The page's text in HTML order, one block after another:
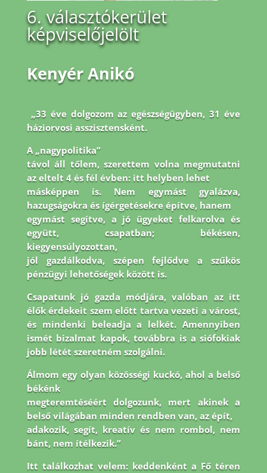
6. választókerület
képviselőjelölt
Kenyér Anikó
„33 éve dolgozom az egészségügyben, 31 éve
háziorvosi asszisztensként.
A „nagypolitika”
távol áll tőlem, szerettem volna megmutatni
az eltelt 4 és fél évben: itt helyben lehet
másképpen is. Nem egymást gyalázva,
hazugságokra és ígérgetésekre építve, hanem
egymást segítve, a jó ügyeket felkarolva és
együtt, csapatban; békésen,
kiegyensúlyozottan,
jól gazdálkodva, szépen fejlődve a szűkös
pénzügyi lehetőségek között is.
Csapatunk jó gazda módjára, valóban az itt
élők érdekeit szem előtt tartva vezeti a várost,
és mindenki beleadja a lelkét. Amennyiben
ismét bizalmat kapok, továbbra is a siófokiak
jobb létét szeretném szolgálni.
Álmom egy olyan közösségi kuckó, ahol a belső
békénk
megteremtéséért dolgozunk, mert akinek a
belső világában minden rendben van, az épít,
adakozik, segít, kreatív és nem rombol, nem
bánt, nem ítélkezik.”
Itt találkozhat velem: keddenként a Fő téren